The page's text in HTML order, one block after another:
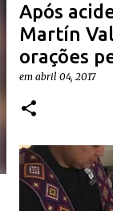
Após
Martín
orações
em abril 04, 2017